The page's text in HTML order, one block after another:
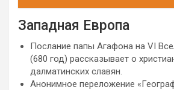
Западная Европа
Послание папы Агафона на VI
(680 год) рассказывает о
далматинских славян.
Анонимное переложение